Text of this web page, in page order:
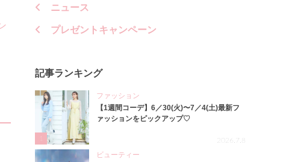
ニュース
プレゼントキャンペーン
記事ランキング
ファッション
【1週間コーデ】6／30(火)〜7／4(土)最新フ
ァッションをピックアップ♡
2026.7.8
ビューティー